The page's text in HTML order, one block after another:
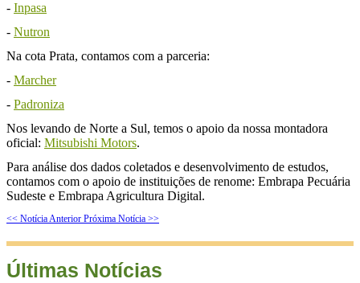
- Inpasa
- Nutron
Na cota Prata, contamos com a parceria:
- Marcher
- Padroniza
Nos levando de Norte a Sul, temos o apoio da nossa montadora
oficial: Mitsubishi Motors.
Para análise dos dados coletados e desenvolvimento de estudos,
contamos com o apoio de instituições de renome: Embrapa Pecuária
Sudeste e Embrapa Agricultura Digital.
<< Notícia Anterior Próxima Notícia >>
Últimas Notícias